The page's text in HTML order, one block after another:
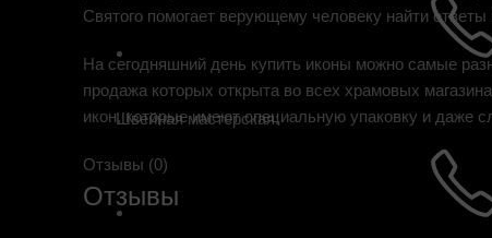
Швейная мастерская:
Святого помогает верующему человеку найти
На сегодняшний день купить иконы можно самые
продажа которых открыта во всех храмовых
икон, которые имеют специальную упаковку и даже
Отзывы (0)
Отзывы